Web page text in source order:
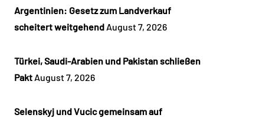
Argentinien: Gesetz zum Landverkauf
scheitert weitgehend August 7, 2026
Türkei, Saudi-Arabien und Pakistan schließen
Pakt August 7, 2026
Selenskyj und Vucic gemeinsam auf